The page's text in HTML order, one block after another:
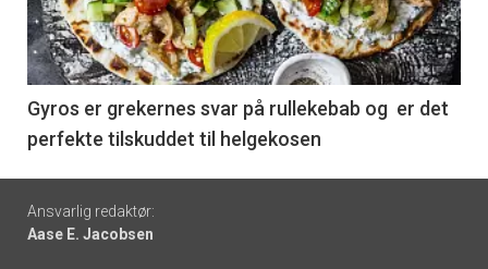
nå
-
6
Gyros er grekernes svar på rullekebab og er det
perfekte tilskuddet til helgekosen
Footer
-
Ansvarlig redaktør:
Aase E. Jacobsen